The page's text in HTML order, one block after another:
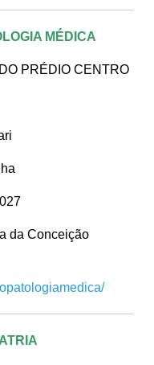
MÉDICA
PRÉDIO CENTRO
da Conceição